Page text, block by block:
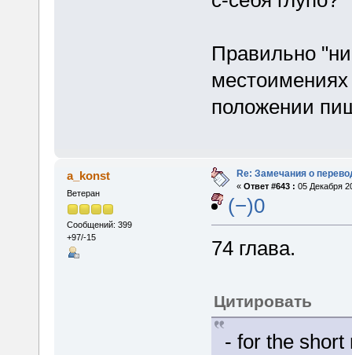
Правильно
положении
a_konst
Ветеран
Сообщений: 399
+97/-15
Re: Замечания о
« Ответ #643 : 05 Декабря
(−)0
74 глава.
Цитировать
- for the short